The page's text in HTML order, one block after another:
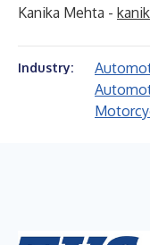
Kanika Mehta -
Industry: